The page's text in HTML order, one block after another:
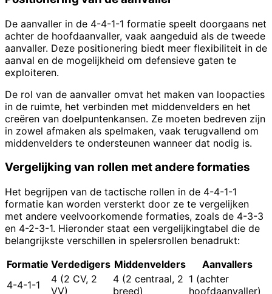
De aanvaller in de 4-4-1-1 formatie speelt doorgaans net
achter de hoofdaanvaller, vaak aangeduid als de tweede
aanvaller. Deze positionering biedt meer flexibiliteit in de
aanval en de mogelijkheid om defensieve gaten te
exploiteren.
De rol van de aanvaller omvat het maken van loopacties
in de ruimte, het verbinden met middenvelders en het
creëren van doelpuntenkansen. Ze moeten bedreven zijn
in zowel afmaken als spelmaken, vaak terugvallend om
middenvelders te ondersteunen wanneer dat nodig is.
Vergelijking van rollen met andere formaties
Het begrijpen van de tactische rollen in de 4-4-1-1
formatie kan worden versterkt door ze te vergelijken
met andere veelvoorkomende formaties, zoals de 4-3-3
en 4-2-3-1. Hieronder staat een vergelijkingtabel die de
belangrijkste verschillen in spelersrollen benadrukt:
Formatie Verdedigers Middenvelders
Aanvallers
4-4-1-1
4 (2 CV, 2
VV)
4 (2 centraal, 2
breed)
1 (achter
hoofdaanvaller)